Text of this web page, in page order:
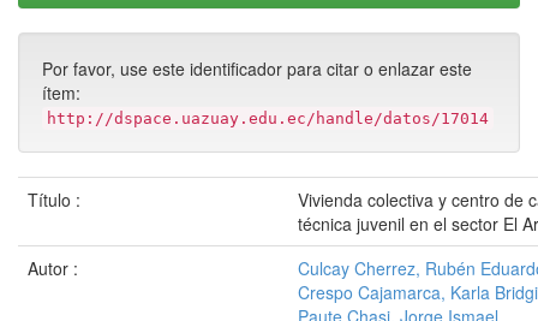
Por favor, use este identificador para citar o enlazar este
ítem:
http://dspace.uazuay.edu.ec/handle/datos/17014
Título :
Vivienda colectiva y centro de
técnica juvenil en el sector El
Autor :
Culcay Cherrez, Rubén
Crespo Cajamarca, Karla
Paute Chasi, Jorge Ismael